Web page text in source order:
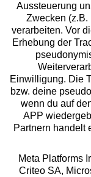
Beratung
Über uns
Rechtliches
Alle Preise inkl. MwSt.,
Aussteuerung
Zwecken (z.B.
verarbeiten. Vor
Erhebung der
Einwilligung. Die
bzw. deine
wenn du auf
APP
Partnern handelt
Meta Platforms
Criteo SA,